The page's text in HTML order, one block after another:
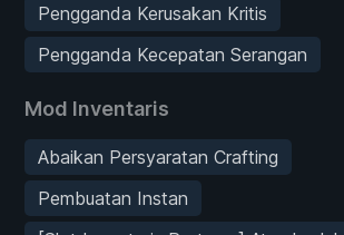
Pengganda Kerusakan Kritis
Pengganda Kecepatan Serangan
Mod Inventaris
Abaikan Persyaratan Crafting
Pembuatan Instan